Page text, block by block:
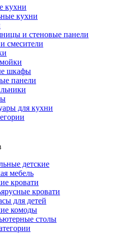
кухни
кухни
и стеновые панели
смесители
шкафы
панели
для кухни
детские
мебель
кровати
кровати
для детей
комоды
столы